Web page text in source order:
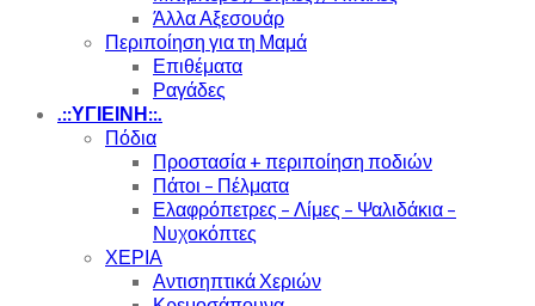
Άλλα Αξεσουάρ
Περιποίηση για τη Μαμά
Επιθέματα
Ραγάδες
.::ΥΓΙΕΙΝΗ::.
Πόδια
Προστασία + περιποίηση ποδιών
Πάτοι – Πέλματα
Ελαφρόπετρες – Λίμες – Ψαλιδάκια –
Νυχοκόπτες
ΧΕΡΙΑ
Αντισηπτικά Χεριών